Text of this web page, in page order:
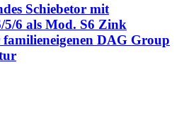
Schiebetor mit
5/6 als Mod. S6 Zink
DAG Group